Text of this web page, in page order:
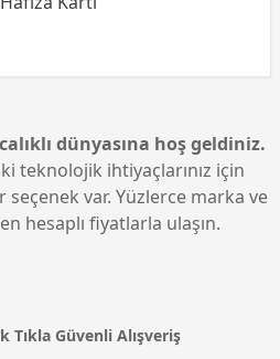
dünyasına hoş geldiniz.
teknolojik ihtiyaçlarınız için
seçenek var. Yüzlerce marka ve
hesaplı fiyatlarla ulaşın.
Tıkla Güvenli Alışveriş